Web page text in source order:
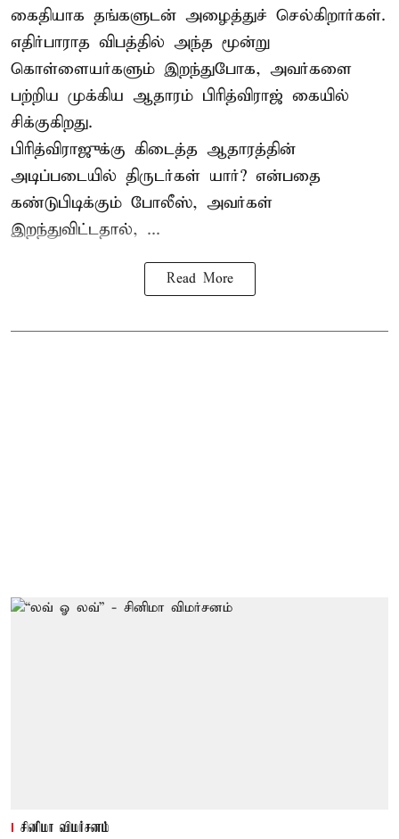
கைதியாக தங்களுடன் அழைத்துச் செல்கிறார்கள்.
எதிர்பாராத விபத்தில் அந்த மூன்று
கொள்ளையர்களும் இறந்துபோக, அவர்களை
பற்றிய முக்கிய ஆதாரம் பிரித்விராஜ் கையில்
சிக்குகிறது.
பிரித்விராஜுக்கு கிடைத்த ஆதாரத்தின்
அடிப்படையில் திருடர்கள் யார்? என்பதை
கண்டுபிடிக்கும் போலீஸ், அவர்கள்
இறந்துவிட்டதால், ...
Read More
சினிமா விமர்சனம்